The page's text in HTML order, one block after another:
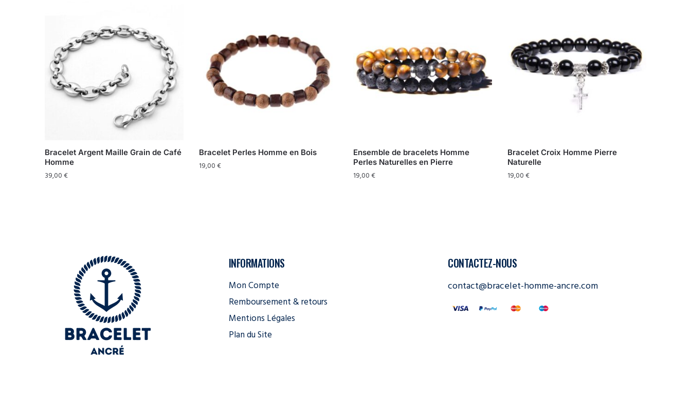
Bracelet Argent Maille Grain de Café
Homme
39,00€
Bracelet Perles Homme en Bois
19,00€
Ensemble de bracelets Homme
Perles Naturelles en Pierre
19,00€
Bracelet Croix Homme Pierre
Naturelle
19,00€
INFORMATIONS
Mon Compte
Remboursement & retours
Mentions Légales
Plan du Site
CONTACTEZ-NOUS
contact@bracelet-homme-ancre.com